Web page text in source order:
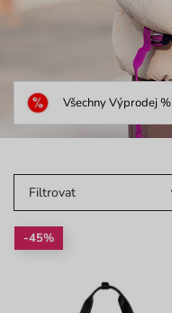
Všechny Výprodej %
Filtrovat
-45%